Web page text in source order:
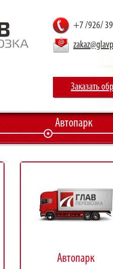
+7 /926/
Заказать
Автопарк
Автопарк